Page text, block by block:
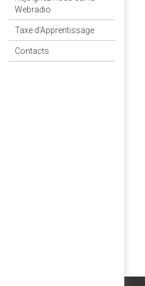
Webradio
Taxe d'Apprentissage
Contacts